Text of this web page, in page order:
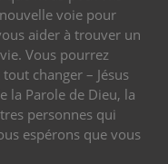
voie pour
aider à trouver un
Vous pourrez
changer – Jésus
la Parole de Dieu, la
personnes qui
espérons que vous